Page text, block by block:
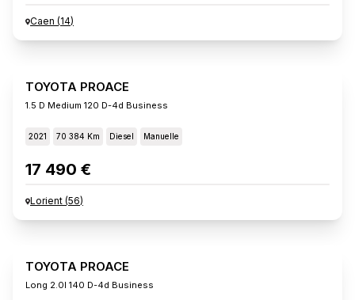
Caen (14)
TOYOTA PROACE
1.5 D Medium 120 D-4d Business
2021 70 384 Km Diesel Manuelle
17 490 €
Lorient (56)
TOYOTA PROACE
Long 2.0l 140 D-4d Business